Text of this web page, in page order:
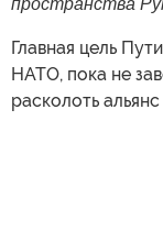
Главная цель
НАТО, пока не
расколоть